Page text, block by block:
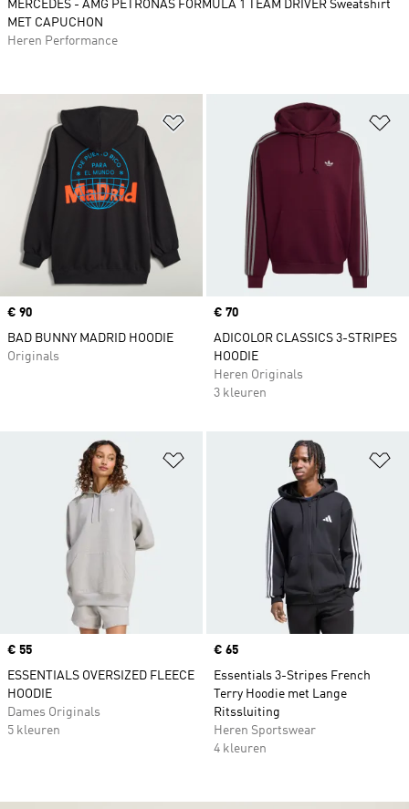
Op verlanglijst zetten
Price
€ 90
BAD BUNNY MADRID HOODIE
Originals
Price
€ 70
ADICOLOR CLASSICS 3-STRIPES
HOODIE
Heren Originals
3 kleuren
Op verlanglijst zetten
Price
€ 55
ESSENTIALS OVERSIZED FLEECE
HOODIE
Dames Originals
5 kleuren
Price
€ 65
Essentials 3-Stripes French
Terry Hoodie met Lange
Ritssluiting
Heren Sportswear
4 kleuren
MERCEDES - AMG PETRONAS FORMULA 1 TEAM DRIVER Sweatshirt
MET CAPUCHON
Heren Performance